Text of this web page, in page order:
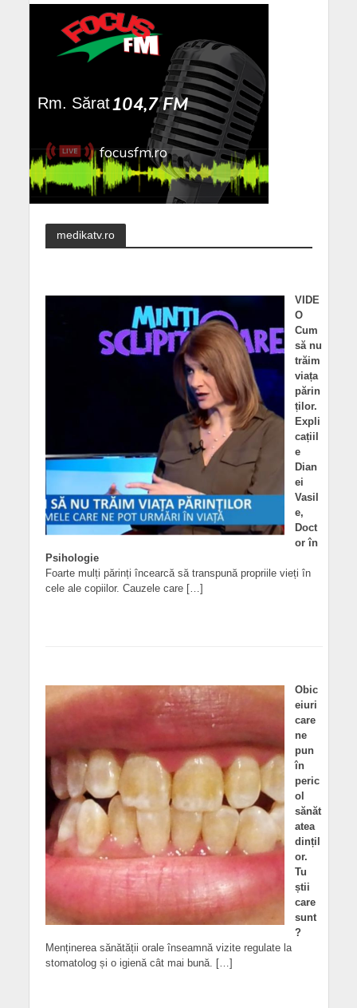
medikatv.ro
VIDE
O
Cum
să nu
trăim
viața
părin
ților.
Expli
cațiil
e
Dian
ei
Vasil
e,
Doct
or în
Psihologie
Foarte mulți părinți încearcă să transpună propriile vieți în
cele ale copiilor. Cauzele care […]
Obic
eiuri
care
ne
pun
în
peric
ol
sănăt
atea
dințil
or.
Tu
știi
care
sunt
?
Menținerea sănătății orale înseamnă vizite regulate la
stomatolog și o igienă cât mai bună. […]